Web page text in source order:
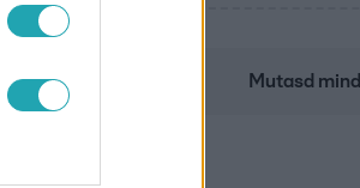
Mutasd mind